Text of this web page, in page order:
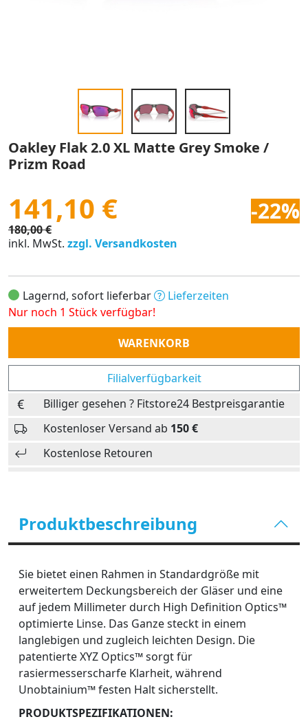
Oakley Flak 2.0 XL Matte Grey Smoke /
Prizm Road
141,10 € -22%
180,00 €
inkl. MwSt. zzgl. Versandkosten
Lagernd, sofort lieferbar
Lieferzeiten
Nur noch 1 Stück verfügbar!
Anzahl
WARENKORB
Filialverfügbarkeit
Billiger gesehen ? Fitstore24 Bestpreisgarantie
Kostenloser Versand ab 150 €
Kostenlose Retouren
Produktbeschreibung
Sie bietet einen Rahmen in Standardgröße mit
erweitertem Deckungsbereich der Gläser und eine
auf jedem Millimeter durch High Definition Optics™
optimierte Linse. Das Ganze steckt in einem
langlebigen und zugleich leichten Design. Die
patentierte XYZ Optics™ sorgt für
rasiermesserscharfe Klarheit, während
Unobtainium™ festen Halt sicherstellt.
PRODUKTSPEZIFIKATIONEN: